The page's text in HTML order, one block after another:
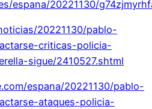
espana/20221130/
20221130/pablo-
criticas-policia-
sigue/2410527.shtml
espana/20221130/pablo-
ataques-policia-